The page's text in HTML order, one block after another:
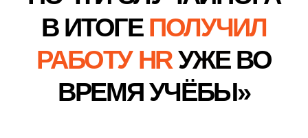
ПОЧТИ СЛУЧАЙНО. А
В ИТОГЕПОЛУЧИЛ
РАБОТУ HRУЖЕВО